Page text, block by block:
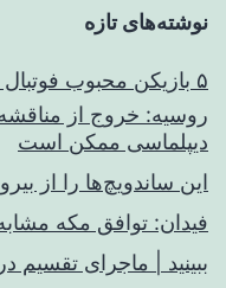
نوشته‌های تازه
۵ بازیکن محبوب فوتبال در شبکه اجتماعی!
روسیه: خروج از مناقشه
دیپلماسی ممکن است
این ساندویچ‌ها را از
فیدان: توافق مکه مشابه ماده ۵
ببینید | ماجرای